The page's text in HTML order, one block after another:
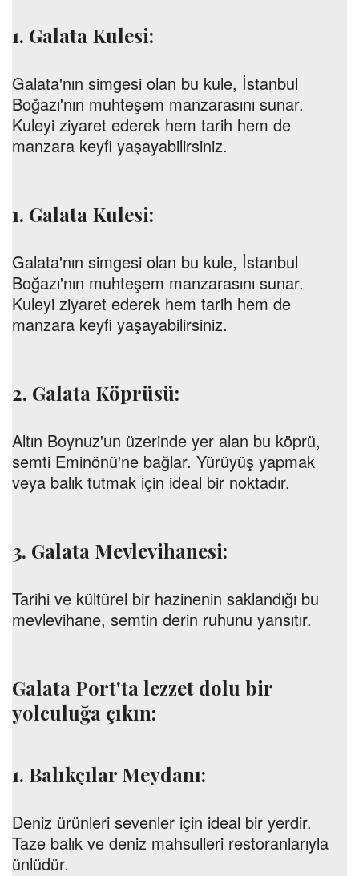
1. Galata Kulesi:
Galata'nın simgesi olan bu kule, İstanbul
Boğazı'nın muhteşem manzarasını sunar.
Kuleyi ziyaret ederek hem tarih hem de
manzara keyfi yaşayabilirsiniz.
1. Galata Kulesi:
Galata'nın simgesi olan bu kule, İstanbul
Boğazı'nın muhteşem manzarasını sunar.
Kuleyi ziyaret ederek hem tarih hem de
manzara keyfi yaşayabilirsiniz.
2. Galata Köprüsü:
Altın Boynuz'un üzerinde yer alan bu köprü,
semti Eminönü'ne bağlar. Yürüyüş yapmak
veya balık tutmak için ideal bir noktadır.
3. Galata Mevlevihanesi:
Tarihi ve kültürel bir hazinenin saklandığı bu
mevlevihane, semtin derin ruhunu yansıtır.
Galata Port'ta lezzet dolu bir
yolculuğa çıkın:
1. Balıkçılar Meydanı:
Deniz ürünleri sevenler için ideal bir yerdir.
Taze balık ve deniz mahsulleri restoranlarıyla
ünlüdür.